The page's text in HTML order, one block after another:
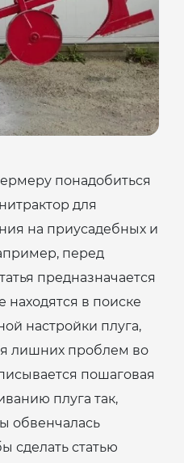
понадобиться
для
на приусадебных и
перед
предназначается
в поиске
настройки плуга,
лишних проблем во
пошаговая
плуга так,
обвенчалась
сделать статью